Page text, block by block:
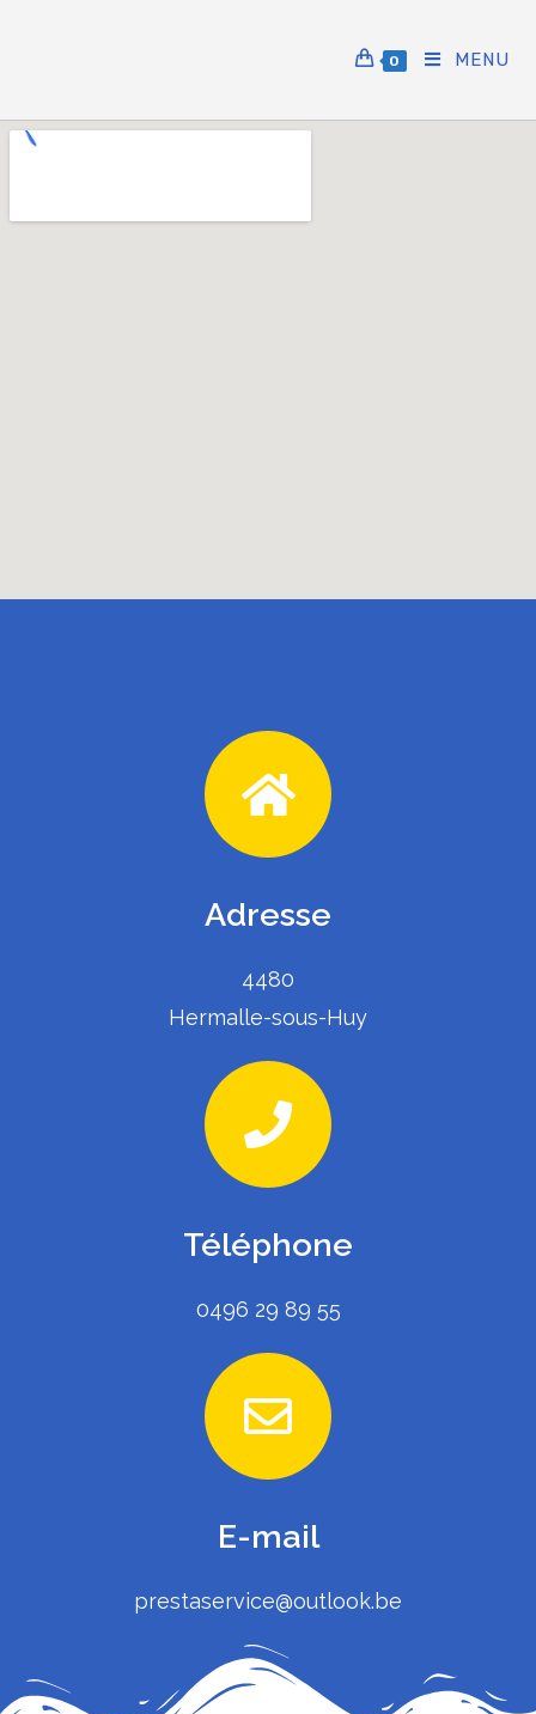
0 MENU
Adresse
4480
Hermalle-sous-Huy
Téléphone
0496 29 89 55
E-mail
prestaservice@outlook.be